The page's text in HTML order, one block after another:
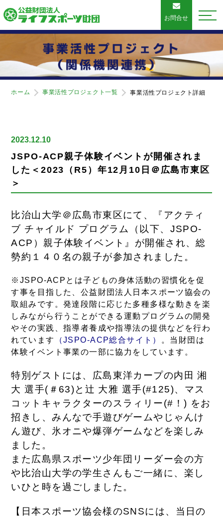
お問合せ
ホーム 事業活性プロジェクト一覧 事業活性プロジェクト詳細
2023.12.10
JSPO-ACP親子体験イベントが開催されま
した＜2023（R5）年12月10日＠広島市東区
＞
比治山大学＠広島市東区にて、『アクティ
ブ チャイルド プログラム（以下、JSPO-
ACP）親子体験イベント』が開催され、総
勢約１４０名の親子が参加されました。
※JSPO-ACPとは子どもの身体活動の習慣化を促
す事を目指した、公益財団法人日本スポーツ協会の
取組みです。発達段階に応じた多種多様な動きを楽
しみながら行うことができる運動プログラムの開発
やその実践、指導者養成や指導法の提供などを行わ
れています
（JSPO-ACP総合サイト）
。当財団は
体験イベント事業の一部に協力をしています。
特別ゲストには、広島東洋カープの内田 湘
大 選手(＃63)と辻 大雅 選手(#125)、マス
コットキャラクターのスラィリー(#！) をお
招きし、みんなで手遊びゲームやじゃんけ
ん遊び、氷オニや爆弾ゲームなどを楽しみ
ました。
また広島県スポーツ少年団リーダー会の方
や比治山大学の学生さんもご一緒に、楽し
いひと時を過ごしました。
【日本スポーツ協会様のSNSには、当日の